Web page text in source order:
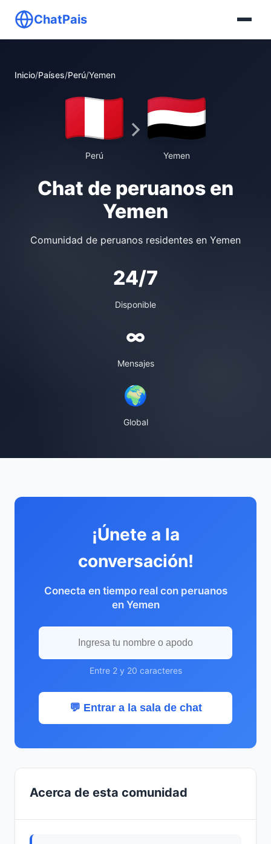
ChatPais
Inicio/Países/Perú/Yemen
Perú Yemen
Chat de peruanos en
Yemen
Comunidad de peruanos residentes en Yemen
24/7
Disponible
∞
Mensajes
🌍
Global
¡Únete a la
conversación!
Conecta en tiempo real con peruanos
en Yemen
Entre 2 y 20 caracteres
💬 Entrar a la sala de chat
Acerca de esta comunidad